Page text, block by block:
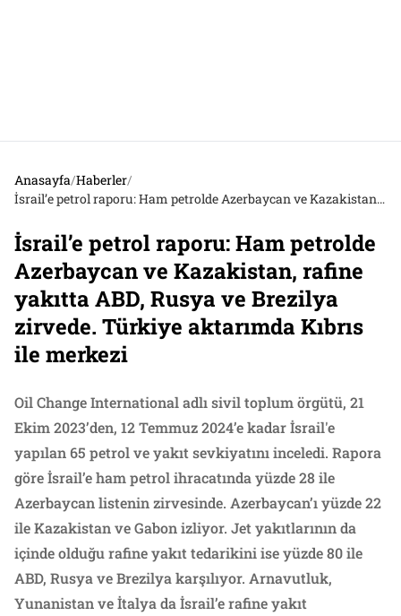
Anasayfa/Haberler/
İsrail’e petrol raporu: Ham petrolde Azerbaycan ve Kazakistan, rafine yakıtta ABD, Rusya ve Brezilya zirvede. Türkiye aktarımda Kıbrıs ile merkezi
İsrail’e petrol raporu: Ham petrolde
Azerbaycan ve Kazakistan, rafine
yakıtta ABD, Rusya ve Brezilya
zirvede. Türkiye aktarımda Kıbrıs
ile merkezi
Oil Change International adlı sivil toplum örgütü, 21
Ekim 2023’den, 12 Temmuz 2024’e kadar İsrail'e
yapılan 65 petrol ve yakıt sevkiyatını inceledi. Rapora
göre İsrail’e ham petrol ihracatında yüzde 28 ile
Azerbaycan listenin zirvesinde. Azerbaycan’ı yüzde 22
ile Kazakistan ve Gabon izliyor. Jet yakıtlarının da
içinde olduğu rafine yakıt tedarikini ise yüzde 80 ile
ABD, Rusya ve Brezilya karşılıyor. Arnavutluk,
Yunanistan ve İtalya da İsrail’e rafine yakıt